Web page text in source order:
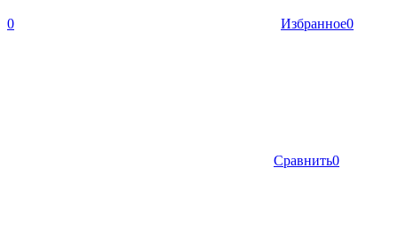
0 Избранное0
Сравнить0